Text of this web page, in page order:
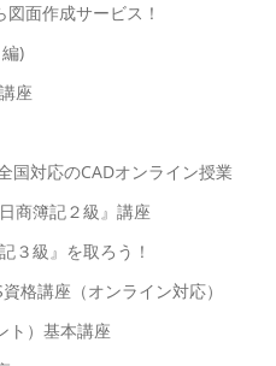
図面作成サービス！
)
座
国対応のCADオンライン授業
商簿記２級』講座
３級』を取ろう！
格講座（オンライン対応）
ト）基本講座